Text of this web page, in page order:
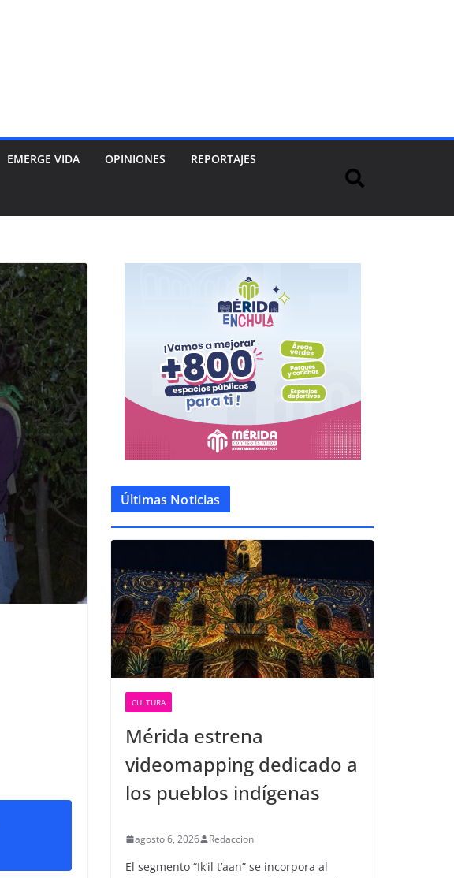
EMERGE VIDA OPINIONES REPORTAJES
Últimas Noticias
CULTURA
Mérida estrena
videomapping dedicado a
los pueblos indígenas
agosto 6, 2026 Redaccion
El segmento “Ik’il t’aan” se incorpora al